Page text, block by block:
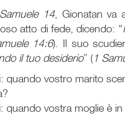
14, Gionatan va
atto di fede, dicendo: “
14:6). Il suo
il tuo desiderio” (1
quando vostro marito
quando vostra moglie è